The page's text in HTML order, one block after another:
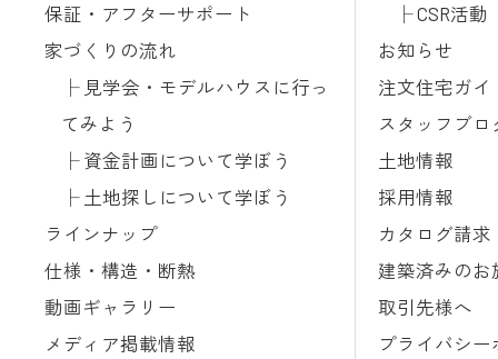
保証・アフターサポート
家づくりの流れ
見学会・モデルハウスに行っ
てみよう
資金計画について学ぼう
土地探しについて学ぼう
ラインナップ
仕様・構造・断熱
動画ギャラリー
メディア掲載情報
CSR活動
お知らせ
注文住宅ガイ
スタッフブロ
土地情報
採用情報
カタログ請求
建築済みのお
取引先様へ
プライバシー